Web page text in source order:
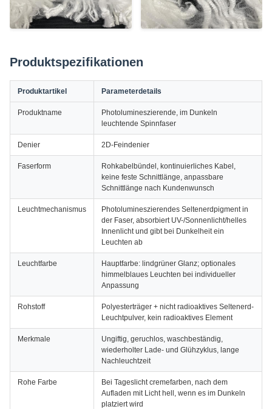
Produktspezifikationen
Produktartikel Parameterdetails
Produktname
Photolumineszierende, im Dunkeln
leuchtende Spinnfaser
Denier 2D-Feindenier
Faserform
Rohkabelbündel, kontinuierliches Kabel,
keine feste Schnittlänge, anpassbare
Schnittlänge nach Kundenwunsch
Leuchtmechanismus
Photolumineszierendes Seltenerdpigment in
der Faser, absorbiert UV-/Sonnenlicht/helles
Innenlicht und gibt bei Dunkelheit ein
Leuchten ab
Leuchtfarbe
Hauptfarbe: lindgrüner Glanz; optionales
himmelblaues Leuchten bei individueller
Anpassung
Rohstoff
Polyesterträger + nicht radioaktives Seltenerd-
Leuchtpulver, kein radioaktives Element
Merkmale
Ungiftig, geruchlos, waschbeständig,
wiederholter Lade- und Glühzyklus, lange
Nachleuchtzeit
Rohe Farbe
Bei Tageslicht cremefarben, nach dem
Aufladen mit Licht hell, wenn es im Dunkeln
platziert wird